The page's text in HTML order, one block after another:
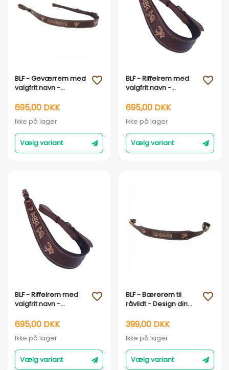
BLF - Geværrem med
valgfrit navn -
læder
695,00 DKK
Ikke på lager
Vælg variant
favorite_outline
Vis her
BLF - Riffelrem med
valgfrit navn -
læder
695,00 DKK
Ikke på lager
Vælg variant
favorite_outline
Vis her
BLF - Riffelrem med
valgfrit navn -
læder
695,00 DKK
Ikke på lager
Vælg variant
favorite_outline
Vis her
BLF - Bærerem til
råvildt - Design din
Håndlavet i DK : Sort
399,00 DKK
Ikke på lager
Vælg variant
favorite_outline